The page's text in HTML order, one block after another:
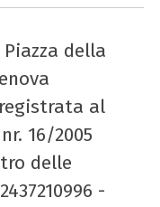
della
al
16/2005
delle
-